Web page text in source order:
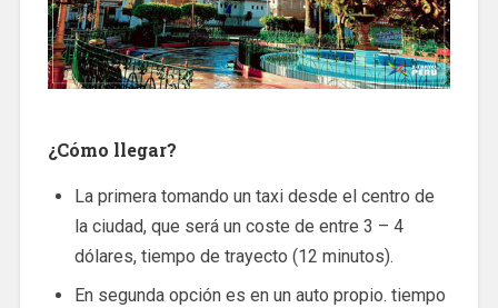
¿Cómo llegar?
La primera tomando un taxi desde el centro de
la ciudad, que será un coste de entre 3 – 4
dólares, tiempo de trayecto (12 minutos).
En segunda opción es en un auto propio. tiempo